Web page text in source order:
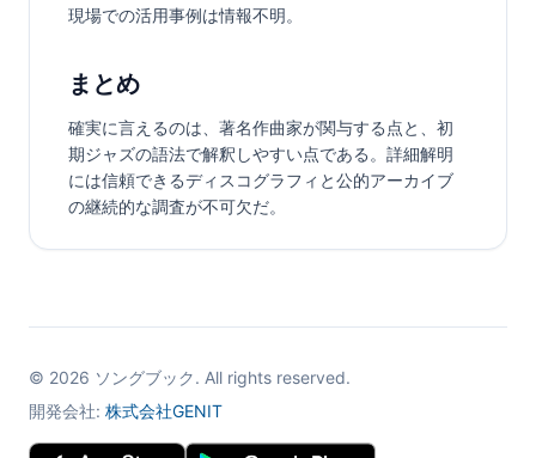
現場での活用事例は情報不明。
まとめ
確実に言えるのは、著名作曲家が関与する点と、初
期ジャズの語法で解釈しやすい点である。詳細解明
には信頼できるディスコグラフィと公的アーカイブ
の継続的な調査が不可欠だ。
© 2026 ソングブック. All rights reserved.
開発会社: 株式会社GENIT